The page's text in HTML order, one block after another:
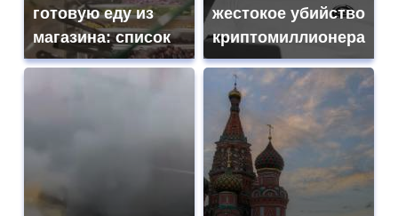
готовую еду из
магазина: список
жестокое убийство
криптомиллионера